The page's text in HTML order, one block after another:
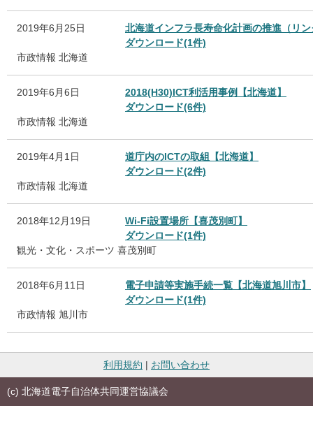
2019年6月25日
北海道インフラ長寿命化計画の推進（リ
ダウンロード(1件)
市政情報 北海道
2019年6月6日
2018(H30)ICT利活用事例【北海道】
ダウンロード(6件)
市政情報 北海道
2019年4月1日
道庁内のICTの取組【北海道】
ダウンロード(2件)
市政情報 北海道
2018年12月19日
Wi-Fi設置場所【喜茂別町】
ダウンロード(1件)
観光・文化・スポーツ 喜茂別町
2018年6月11日
電子申請等実施手続一覧【北海道旭川市】
ダウンロード(1件)
市政情報 旭川市
利用規約 | お問い合わせ
(c) 北海道電子自治体共同運営協議会